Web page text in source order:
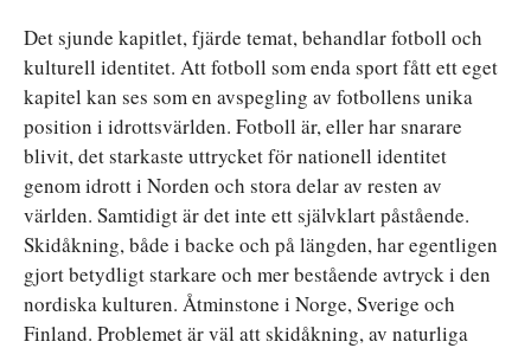
Det sjunde kapitlet, fjärde temat, behandlar fotboll och
kulturell identitet. Att fotboll som enda sport fått ett eget
kapitel kan ses som en avspegling av fotbollens unika
position i idrottsvärlden. Fotboll är, eller har snarare
blivit, det starkaste uttrycket för nationell identitet
genom idrott i Norden och stora delar av resten av
världen. Samtidigt är det inte ett självklart påstående.
Skidåkning, både i backe och på längden, har egentligen
gjort betydligt starkare och mer bestående avtryck i den
nordiska kulturen. Åtminstone i Norge, Sverige och
Finland. Problemet är väl att skidåkning, av naturliga